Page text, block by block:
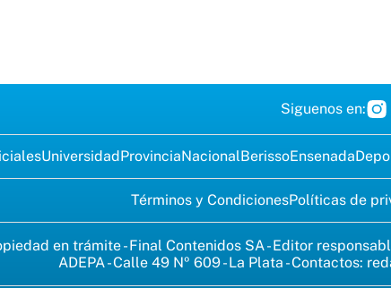
Siguenos en:
UniversidadProvinciaNacionalBerissoEnsenada
Términos y CondicionesPolíticas de
en trámite - Final Contenidos SA - Editor
ADEPA - Calle 49 Nº 609 - La Plata - Contactos: